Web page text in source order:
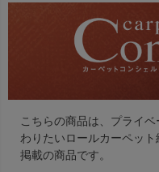
こちらの商品は、プライ
わりたいロールカーペッ
掲載の商品です。